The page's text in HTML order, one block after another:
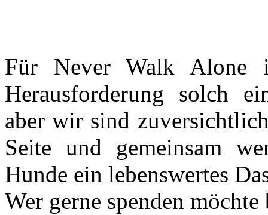
Für Never Walk Alone
Herausforderung solch
aber wir sind
Seite und gemeinsam
Hunde ein lebenswertes
Wer gerne spenden